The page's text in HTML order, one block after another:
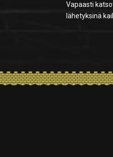
Vapaasti
lähetyksinä